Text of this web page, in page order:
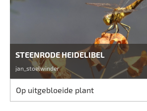
STEENRODE HEIDELIBEL
jan_stoelwinder
Op uitgebloeide plant